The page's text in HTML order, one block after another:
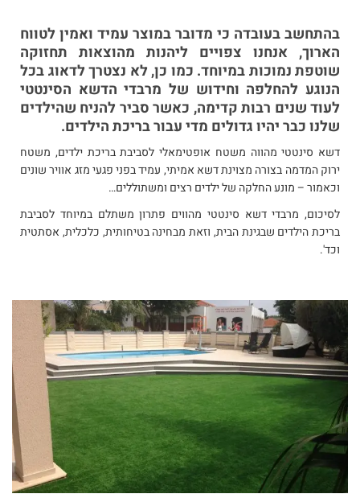
בהתחשב בעובדה כי מדובר במוצר עמיד ואמין לטווח
הארוך, אנחנו צפויים ליהנות מהוצאות תחזוקה
שוטפת נמוכות במיוחד. כמו כן, לא נצטרך לדאוג בכל
הנוגע להחלפה וחידוש של מרבדי הדשא הסינטטי
לעוד שנים רבות קדימה, כאשר סביר להניח שהילדים
שלנו כבר יהיו גדולים מדי עבור בריכת הילדים.
דשא סינטטי מהווה משטח אופטימאלי לסביבת בריכת ילדים, משטח
ירוק המדמה בצורה מצוינת דשא אמיתי, עמיד בפני פגעי מזג אוויר שונים
וכאמור – מונע החלקה של ילדים רצים ומשתוללים…
לסיכום, מרבדי דשא סינטטי מהווים פתרון משתלם במיוחד לסביבת
בריכת הילדים שבגינת הבית, וזאת מבחינה בטיחותית, כלכלית, אסתטית
וכד'.